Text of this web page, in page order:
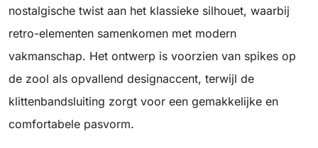
nostalgische twist aan het klassieke silhouet, waarbij
retro-elementen samenkomen met modern
vakmanschap. Het ontwerp is voorzien van spikes op
de zool als opvallend designaccent, terwijl de
klittenbandsluiting zorgt voor een gemakkelijke en
comfortabele pasvorm.